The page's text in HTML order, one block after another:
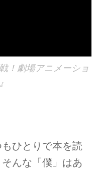
！劇場アニメーショ
ひとりで本を読
んな「僕」はあ